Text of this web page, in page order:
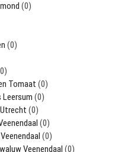
(0)
(0)
Tomaat (0)
Leersum (0)
(0)
(0)
(0)
Veenendaal (0)